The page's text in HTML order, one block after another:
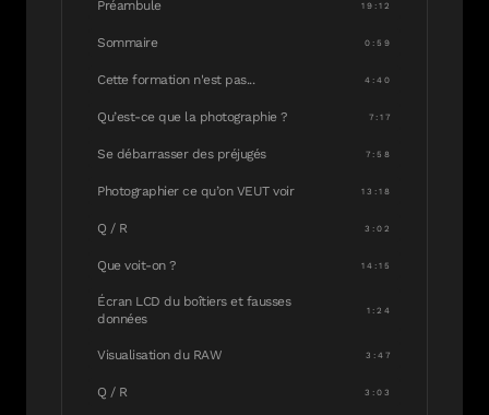
Préambule 19:12
Sommaire 0:59
Cette formation n'est pas... 4:40
Qu’est-ce que la photographie ? 7:17
Se débarrasser des préjugés 7:58
Photographier ce qu’on VEUT voir 13:18
Q / R 3:02
Que voit-on ? 14:15
Écran LCD du boîtiers et fausses
données
1:24
Visualisation du RAW 3:47
Q / R 3:03